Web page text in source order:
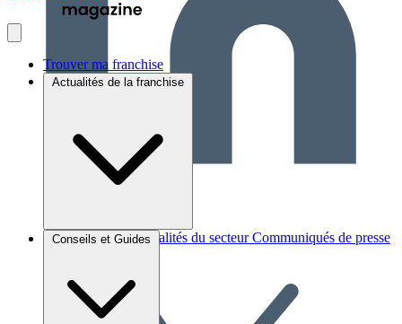
Trouver ma franchise
Actualités de la franchise
Brèves et actus Actualités du secteur Communiqués de presse
Conseils et Guides